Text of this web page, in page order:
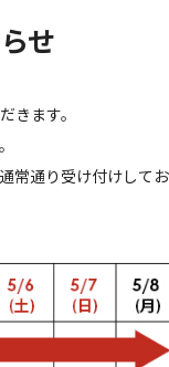
せ
きます。
常通り受け付けして